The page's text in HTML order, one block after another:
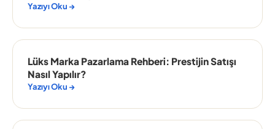
Yazıyı Oku →
Lüks Marka Pazarlama Rehberi: Prestijin Satışı
Nasıl Yapılır?
Yazıyı Oku →